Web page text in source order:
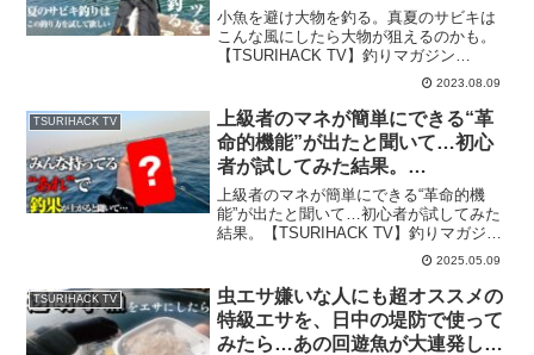
TV】
小魚を避け大物を釣る。真夏のサビキは
こんな風にしたら大物が狙えるのかも。
【TSURIHACK TV】釣りマガジン
『TSURI HACK(釣りハック)』が送る動画
チャンネル『TSURIHACK TV』初心者向
けHOWTOなどを中心に、釣り人に...
2023.08.09
TSURIHACK TV
上級者のマネが簡単にできる“革
命的機能”が出たと聞いて…初心
者が試してみた結果。
【TSURIHACK TV】
上級者のマネが簡単にできる“革命的機
能”が出たと聞いて…初心者が試してみた
結果。【TSURIHACK TV】釣りマガジン
『TSURI HACK(釣りハック)』が送る動画
チャンネル『TSURIHACK TV』初心者向
けHOWTOなどを中心に、...
2025.05.09
TSURIHACK TV
虫エサ嫌いな人にも超オススメの
特級エサを、日中の堤防で使って
みたら…あの回遊魚が大連発した